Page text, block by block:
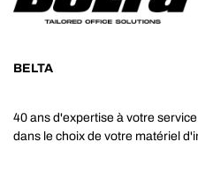
BELTA
40 ans d'expertise à votre
dans le choix de votre matériel